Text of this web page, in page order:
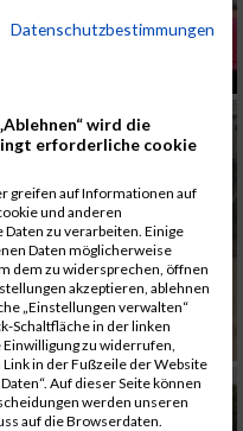
Datenschutzbestimmungen
wird die
erforderliche cookie
greifen auf Informationen auf
und anderen
zu verarbeiten. Einige
Daten möglicherweise
dem zu widersprechen, öffnen
akzeptieren, ablehnen
„Einstellungen verwalten“
Schaltfläche in der linken
zu widerrufen,
in der Fußzeile der Website
Auf dieser Seite können
werden unseren
auf die Browserdaten.